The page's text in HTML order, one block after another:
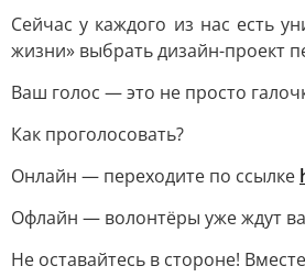
Сейчас у каждого из нас есть
жизни» выбрать дизайн-проект
Ваш голос — это не просто
Как проголосовать?
Онлайн — переходите по ссылке
Офлайн — волонтёры уже ждут
Не оставайтесь в стороне!